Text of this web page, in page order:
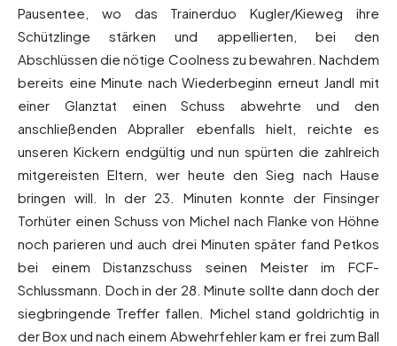
Pausentee, wo das Trainerduo Kugler/Kieweg ihre
Schützlinge stärken und appellierten, bei den
Abschlüssen die nötige Coolness zu bewahren. Nachdem
bereits eine Minute nach Wiederbeginn erneut Jandl mit
einer Glanztat einen Schuss abwehrte und den
anschließenden Abpraller ebenfalls hielt, reichte es
unseren Kickern endgültig und nun spürten die zahlreich
mitgereisten Eltern, wer heute den Sieg nach Hause
bringen will. In der 23. Minuten konnte der Finsinger
Torhüter einen Schuss von Michel nach Flanke von Höhne
noch parieren und auch drei Minuten später fand Petkos
bei einem Distanzschuss seinen Meister im FCF-
Schlussmann. Doch in der 28. Minute sollte dann doch der
siegbringende Treffer fallen. Michel stand goldrichtig in
der Box und nach einem Abwehrfehler kam er frei zum Ball